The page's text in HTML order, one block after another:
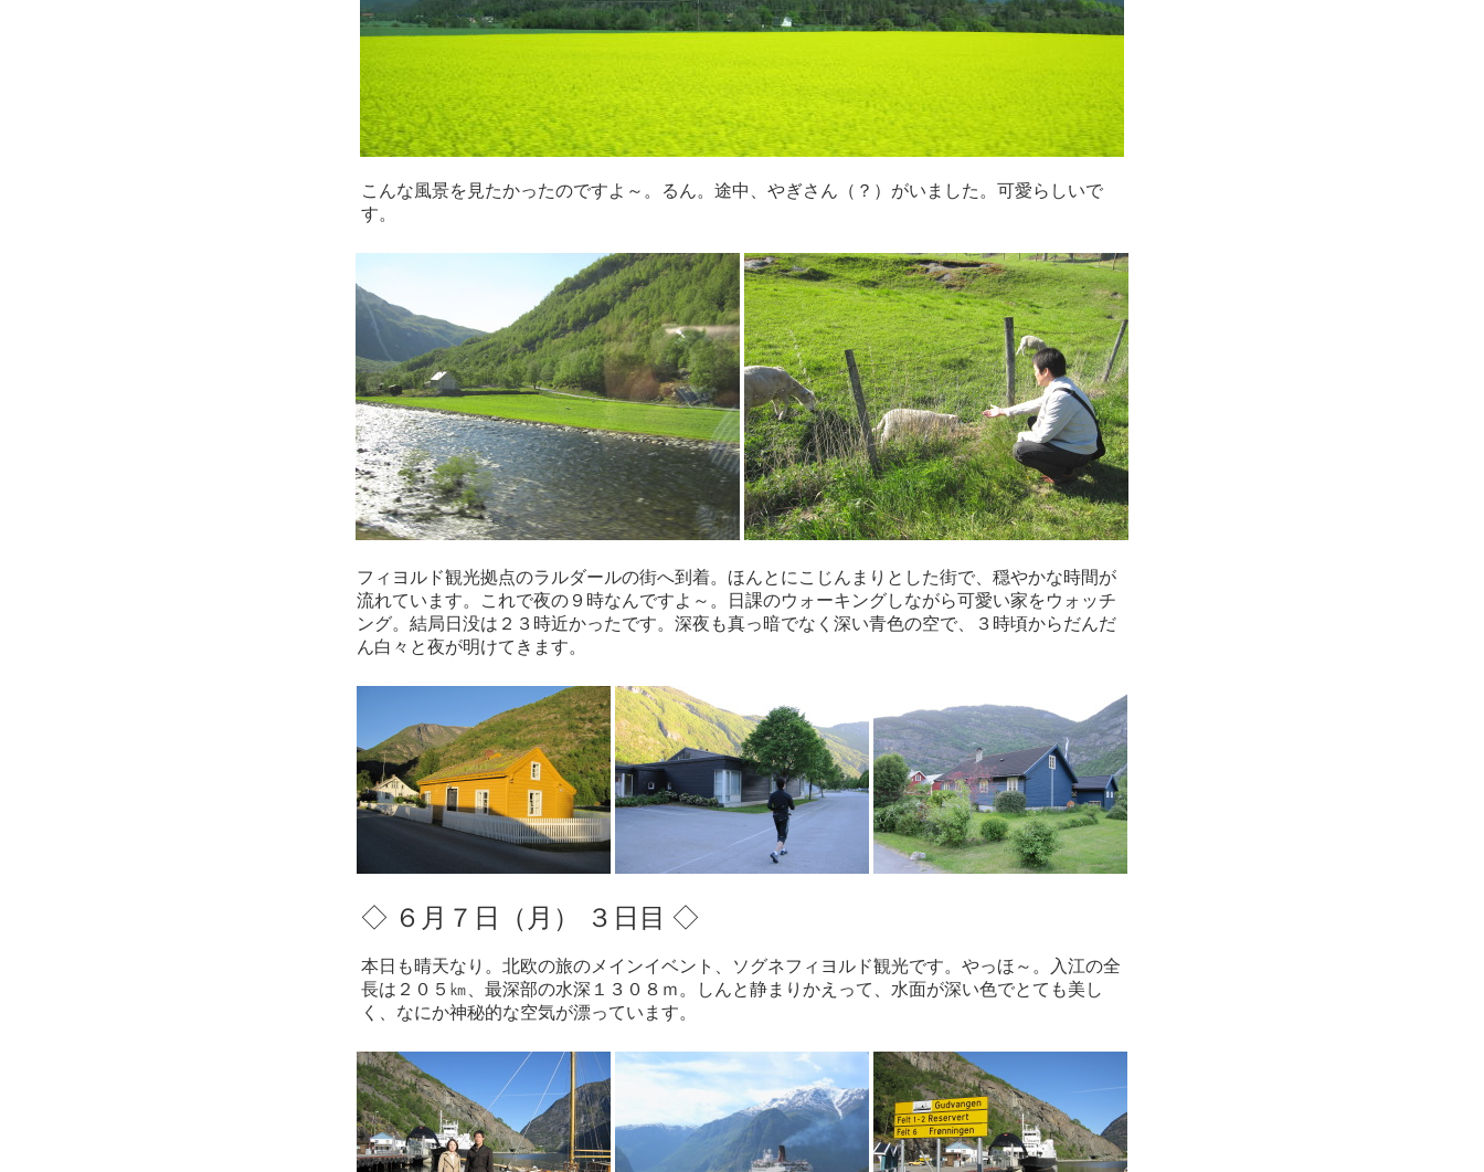
こんな風景を見たかったのですよ～。るん。途中、やぎさん（？）がいました。可愛らしいで
す。
フィヨルド観光拠点のラルダールの街へ到着。ほんとにこじんまりとした街で、穏やかな時間が
流れています。これで夜の９時なんですよ～。日課のウォーキングしながら可愛い家をウォッチ
ング。結局日没は２３時近かったです。深夜も真っ暗でなく深い青色の空で、３時頃からだんだ
ん白々と夜が明けてきます。
◇ ６月７日（月） ３日目 ◇
本日も晴天なり。北欧の旅のメインイベント、ソグネフィヨルド観光です。やっほ～。入江の全
長は２０５㎞、最深部の水深１３０８ｍ。しんと静まりかえって、水面が深い色でとても美し
く、なにか神秘的な空気が漂っています。